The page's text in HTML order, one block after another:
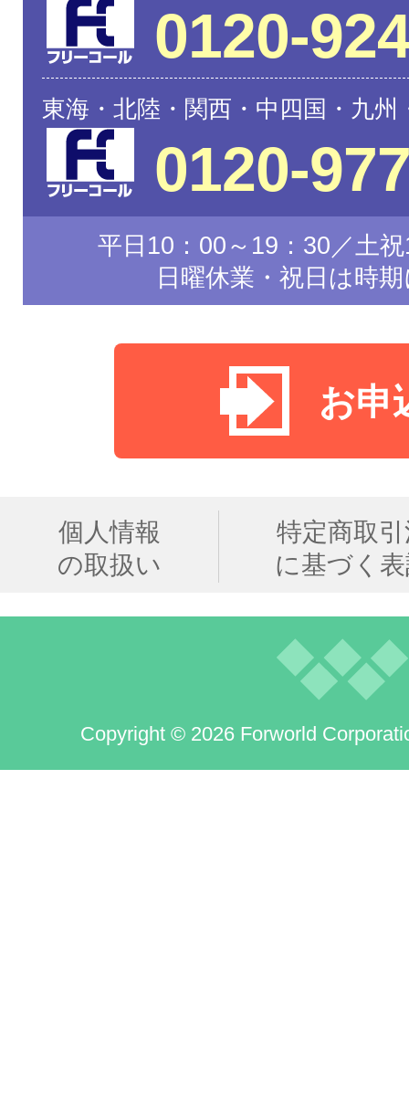
0120-
東海・北陸・関西・中四国・九
0120-
平日10：00～19：30／土
日曜休業・祝日は時
お申
個人情報
の取扱い
特定商取
に基づく
Copyright © 2026 Forworld